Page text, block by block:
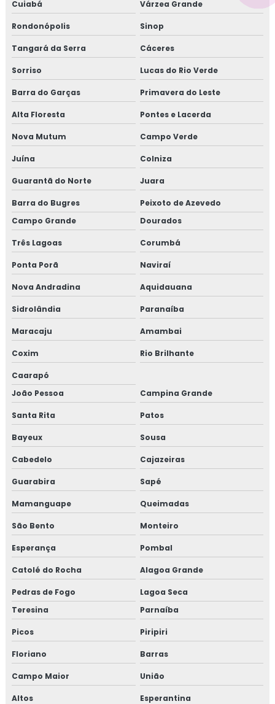
Cuiabá Várzea Grande
Rondonópolis Sinop
Tangará da Serra Cáceres
Sorriso Lucas do Rio Verde
Barra do Garças Primavera do Leste
Alta Floresta Pontes e Lacerda
Nova Mutum Campo Verde
Juína Colniza
Guarantã do Norte Juara
Barra do Bugres
Peixoto de Azevedo
Campo Grande
Dourados
Três Lagoas Corumbá
Ponta Porã Naviraí
Nova Andradina Aquidauana
Sidrolândia Paranaíba
Maracaju Amambai
Coxim Rio Brilhante
Caarapó
João Pessoa
Campina Grande
Santa Rita Patos
Bayeux Sousa
Cabedelo Cajazeiras
Guarabira Sapé
Mamanguape Queimadas
São Bento Monteiro
Esperança Pombal
Catolé do Rocha Alagoa Grande
Pedras de Fogo
Lagoa Seca
Teresina
Parnaíba
Picos Piripiri
Floriano Barras
Campo Maior União
Altos Esperantina